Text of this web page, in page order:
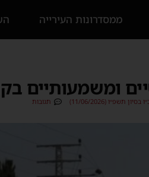
ממסדרונות העירייה
ומשמעותיים
בסיון תשפ״ו (11/06/2026) תגובות